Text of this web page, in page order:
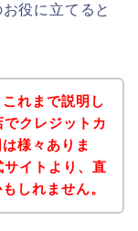
役に立てると
れまで説明し
クレジットカ
様々ありま
イトより、直
しれません。